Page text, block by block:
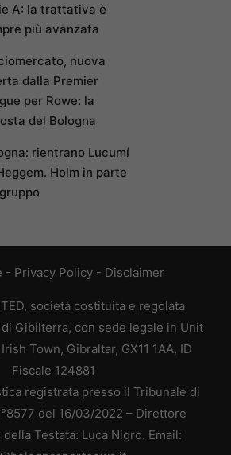
A: la trattativa è
più avanzata
nuova
dalla Premier
per Rowe: la
del Bologna
rientrano Lucumí
Holm in parte
- Privacy Policy- Disclaimer
società costituita e regolata
Gibilterra, con sede legale in Unit
Town, Gibraltar, GX11 1AA, ID
Fiscale 124881
registrata presso il Tribunale di
del 16/03/2022 – Direttore
Testata: Luca Nigro. Email: